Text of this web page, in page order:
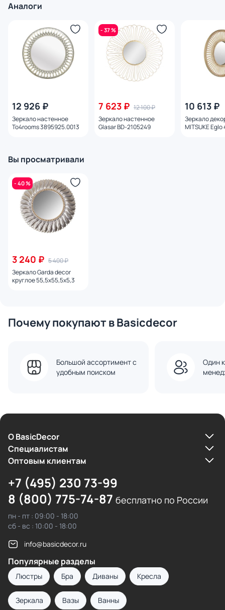
Аналоги
12 926 ₽
Зеркало настенное
To4rooms 3895925.0013
- 37 %
7 623 ₽ 12 100 ₽
Зеркало настенное
Glasar BD-2105249
10 613 ₽
Зеркало
MITSUKE
Вы просматривали
- 40 %
3 240 ₽ 5 400 ₽
Зеркало Garda decor
круглое 55,5х55,5х5,3
Почему покупают в Basicdecor
Большой ассортимент с
удобным поиском
Один
О BasicDecor
Cпециалистам
Оптовым клиентам
+7 (495) 230 73-99
8 (800) 775-74-87 бесплатно по России
пн - пт : 09:00 - 18:00
сб - вс : 10:00 - 18:00
info@basicdecor.ru
Популярные разделы
Люстры Бра Диваны Кресла
Зеркала Вазы Ванны